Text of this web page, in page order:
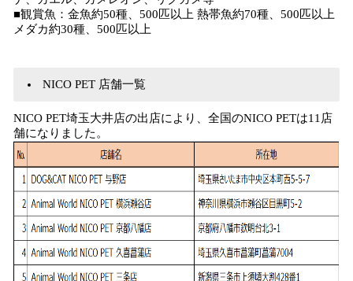
■観賞魚：金魚約50種、500匹以上 熱帯魚約70種、500匹以上
メダカ約30種、500匹以上
NICO PET 店舗一覧
NICO PET埼玉大井店の出店により、全国のNICO PETは11店
舗になりました。